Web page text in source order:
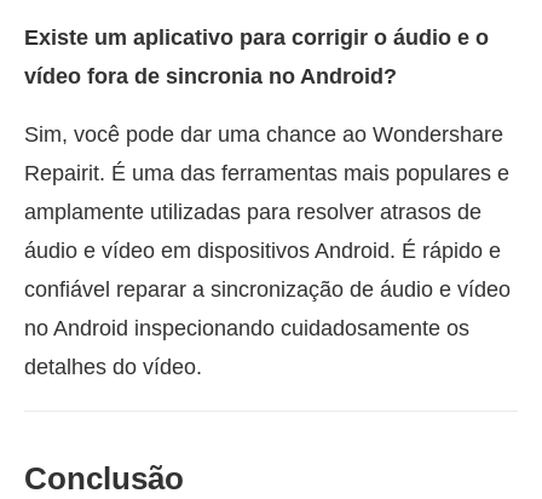
Existe um aplicativo para corrigir o áudio e o
vídeo fora de sincronia no Android?
Sim, você pode dar uma chance ao Wondershare
Repairit. É uma das ferramentas mais populares e
amplamente utilizadas para resolver atrasos de
áudio e vídeo em dispositivos Android. É rápido e
confiável reparar a sincronização de áudio e vídeo
no Android inspecionando cuidadosamente os
detalhes do vídeo.
Conclusão